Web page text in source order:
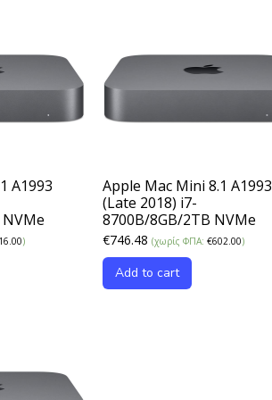
A1993
)
Apple Mac Mini 8.1 A1993
(Late 2018) i7-
8700B/8GB/2TB NVMe
€746.48 (χωρίς ΦΠΑ: €602.00)
Add to cart